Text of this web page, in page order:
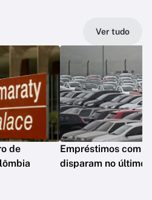
Ver tudo
de
Empréstimos com
disparam no último